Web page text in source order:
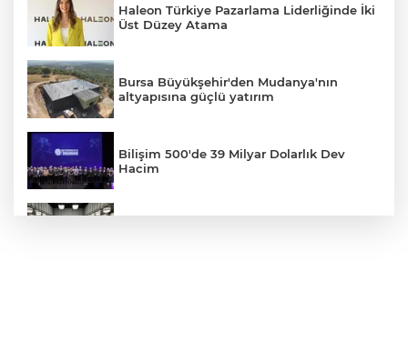
Haleon Türkiye Pazarlama Liderliğinde İki
Üst Düzey Atama
Bursa Büyükşehir'den Mudanya'nın
altyapısına güçlü yatırım
Bilişim 500'de 39 Milyar Dolarlık Dev
Hacim